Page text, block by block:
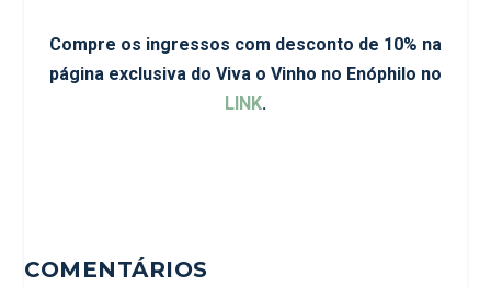
Compre os ingressos com desconto de 10% na
página exclusiva do Viva o Vinho no Enóphilo no
LINK.
COMENTÁRIOS